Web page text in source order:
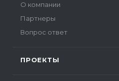
О компании
Партнеры
Вопрос ответ
ПРОЕКТЫ